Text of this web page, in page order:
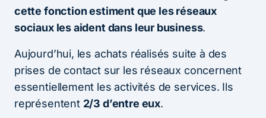
cette fonction estiment que les réseaux
sociaux les aident dans leur business.
Aujourd’hui, les achats réalisés suite à des
prises de contact sur les réseaux concernent
essentiellement les activités de services. Ils
représentent 2/3 d’entre eux.